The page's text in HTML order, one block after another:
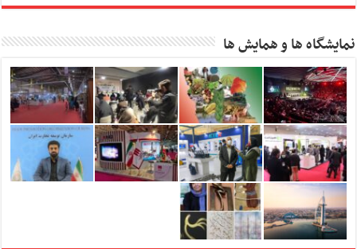
نمایشگاه ها و همایش ها